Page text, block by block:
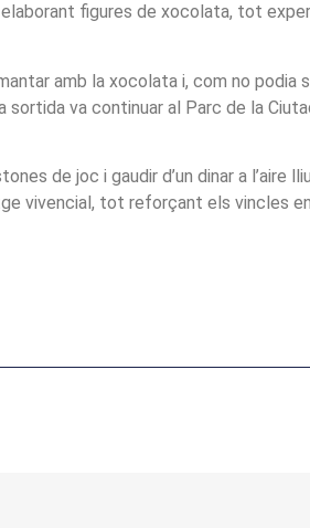
figures de xocolata, tot
amb la xocolata i, com no podia
va continuar al Parc de la
de joc i gaudir d’un dinar a l’aire
vivencial, tot reforçant els vincles